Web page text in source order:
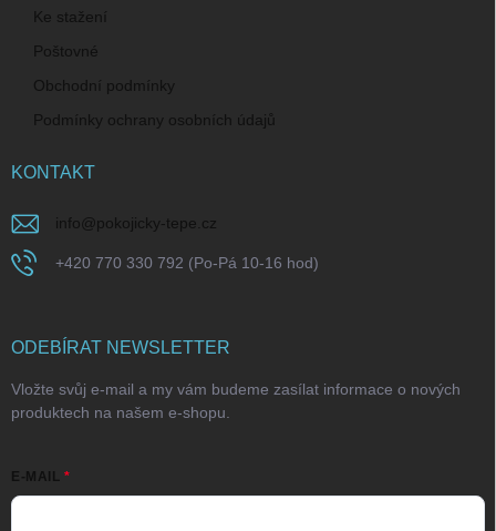
Ke stažení
Poštovné
Obchodní podmínky
Podmínky ochrany osobních údajů
KONTAKT
info@pokojicky-tepe.cz
+420 770 330 792 (Po-Pá 10-16 hod)
ODEBÍRAT NEWSLETTER
Vložte svůj e-mail a my vám budeme zasílat informace o nových
produktech na našem e-shopu.
E-MAIL